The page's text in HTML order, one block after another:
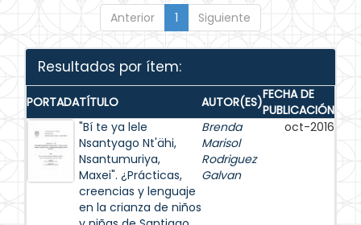
Anterior 1 Siguiente
Resultados por ítem:
PORTADATÍTULO AUTOR(ES)FECHA DE
PUBLICACIÓN
"Bí te ya lele
Nsantyago Nt'ähi,
Nsantumuriya,
Maxei". ¿Prácticas,
creencias y lenguaje
en la crianza de niños
Brenda
Marisol
Rodriguez
Galvan
oct-2016